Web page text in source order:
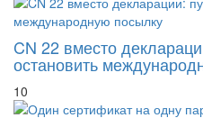
CN 22 вместо
остановить
10